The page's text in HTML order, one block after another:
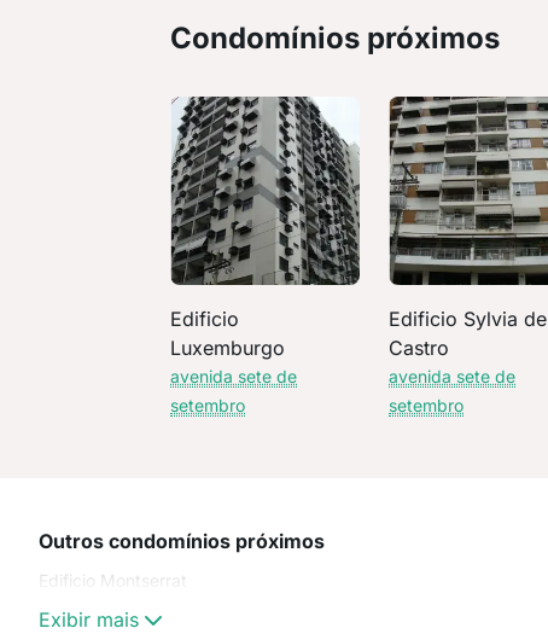
Condomínios próximos
Edificio
Luxemburgo
avenida sete de
setembro
Edificio Sylvia de
Castro
avenida sete de
setembro
Outros condomínios próximos
Edificio Montserrat
Exibir mais